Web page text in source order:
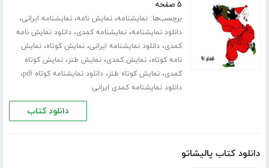
۵ صفحه
برچسب‌ها:نمایشنامه،نمایش نامه،نمایشنامه ایرانی،
دانلود نمایشنامه،نمایشنامه کمدی،دانلود نمایش نامه
کمدی،دانلود نمایشنامه ایرانی،نمایش کوتاه،نمایش
نامه کوتاه،نمایش کمدی،نمایش طنز،نمایش کوتاه
کمدی،نمایش کوتاه طنز،دانلود نمایشنامه کوتاه pdf ،
دانلود نمایشنامه کمدی ایرانی
دانلود کتاب
دانلود کتاب پالیشاتو